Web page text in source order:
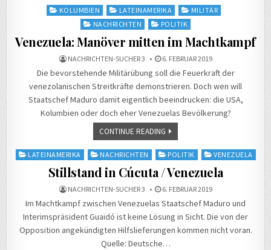
PostedKOLUMBIEN LATEINAMERIKA
MILITÄR
NACHRICHTEN
POLITIK
Venezuela: Manöver mitten im Machtkampf
NACHRICHTEN-SUCHER 3 6. FEBRUAR 2019
Die bevorstehende Militärübung soll die Feuerkraft der
venezolanischen Streitkräfte demonstrieren. Doch wen will
Staatschef Maduro damit eigentlich beeindrucken: die USA,
Kolumbien oder doch eher Venezuelas Bevölkerung?
CONTINUE READING
Posted
LATEINAMERIKA NACHRICHTEN POLITIK VENEZUELA
Stillstand in Cúcuta / Venezuela
NACHRICHTEN-SUCHER 3 6. FEBRUAR 2019
Im Machtkampf zwischen Venezuelas Staatschef Maduro und
Interimspräsident Guaidó ist keine Lösung in Sicht. Die von der
Opposition angekündigten Hilfslieferungen kommen nicht voran.
Quelle: Deutsche…